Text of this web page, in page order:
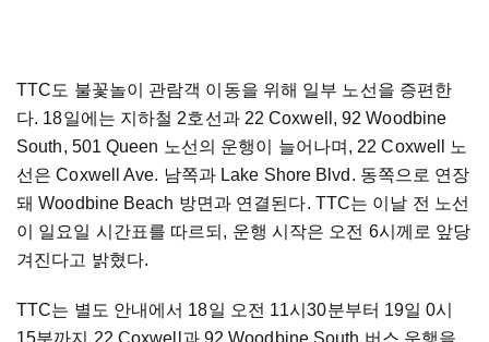
TTC도 불꽃놀이 관람객 이동을 위해 일부 노선을 증편한
다. 18일에는 지하철 2호선과 22 Coxwell, 92 Woodbine
South, 501 Queen 노선의 운행이 늘어나며, 22 Coxwell 노
선은 Coxwell Ave. 남쪽과 Lake Shore Blvd. 동쪽으로 연장
돼 Woodbine Beach 방면과 연결된다. TTC는 이날 전 노선
이 일요일 시간표를 따르되, 운행 시작은 오전 6시께로 앞당
겨진다고 밝혔다.
TTC는 별도 안내에서 18일 오전 11시30분부터 19일 0시
15분까지 22 Coxwell과 92 Woodbine South 버스 운행을